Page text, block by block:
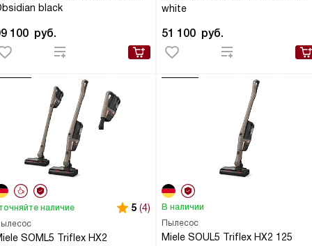
black
100 руб.
white
51 100 руб.
SOML5 Triflex HX2
наличие 5 (4)
Пылесос
Miele SOUL5 Triflex HX2 125
В наличии